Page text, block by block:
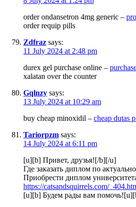
order ondansetron 4mg generic –
order requip pills
Zdfraz says:
11 July 2024 at 2:48 pm
durex gel purchase online –
xalatan over the counter
Gqlnzy says:
13 July 2024 at 10:29 am
buy cheap minoxidil – cheap dutas
Tariorpzm says:
14 July 2024 at 6:11 pm
[u][b] Привет, друзья![/b][/u]
Где заказать диплом по
Приобрести диплом
https://catsandsquirrels.com/
[u][b] Будем рады вам